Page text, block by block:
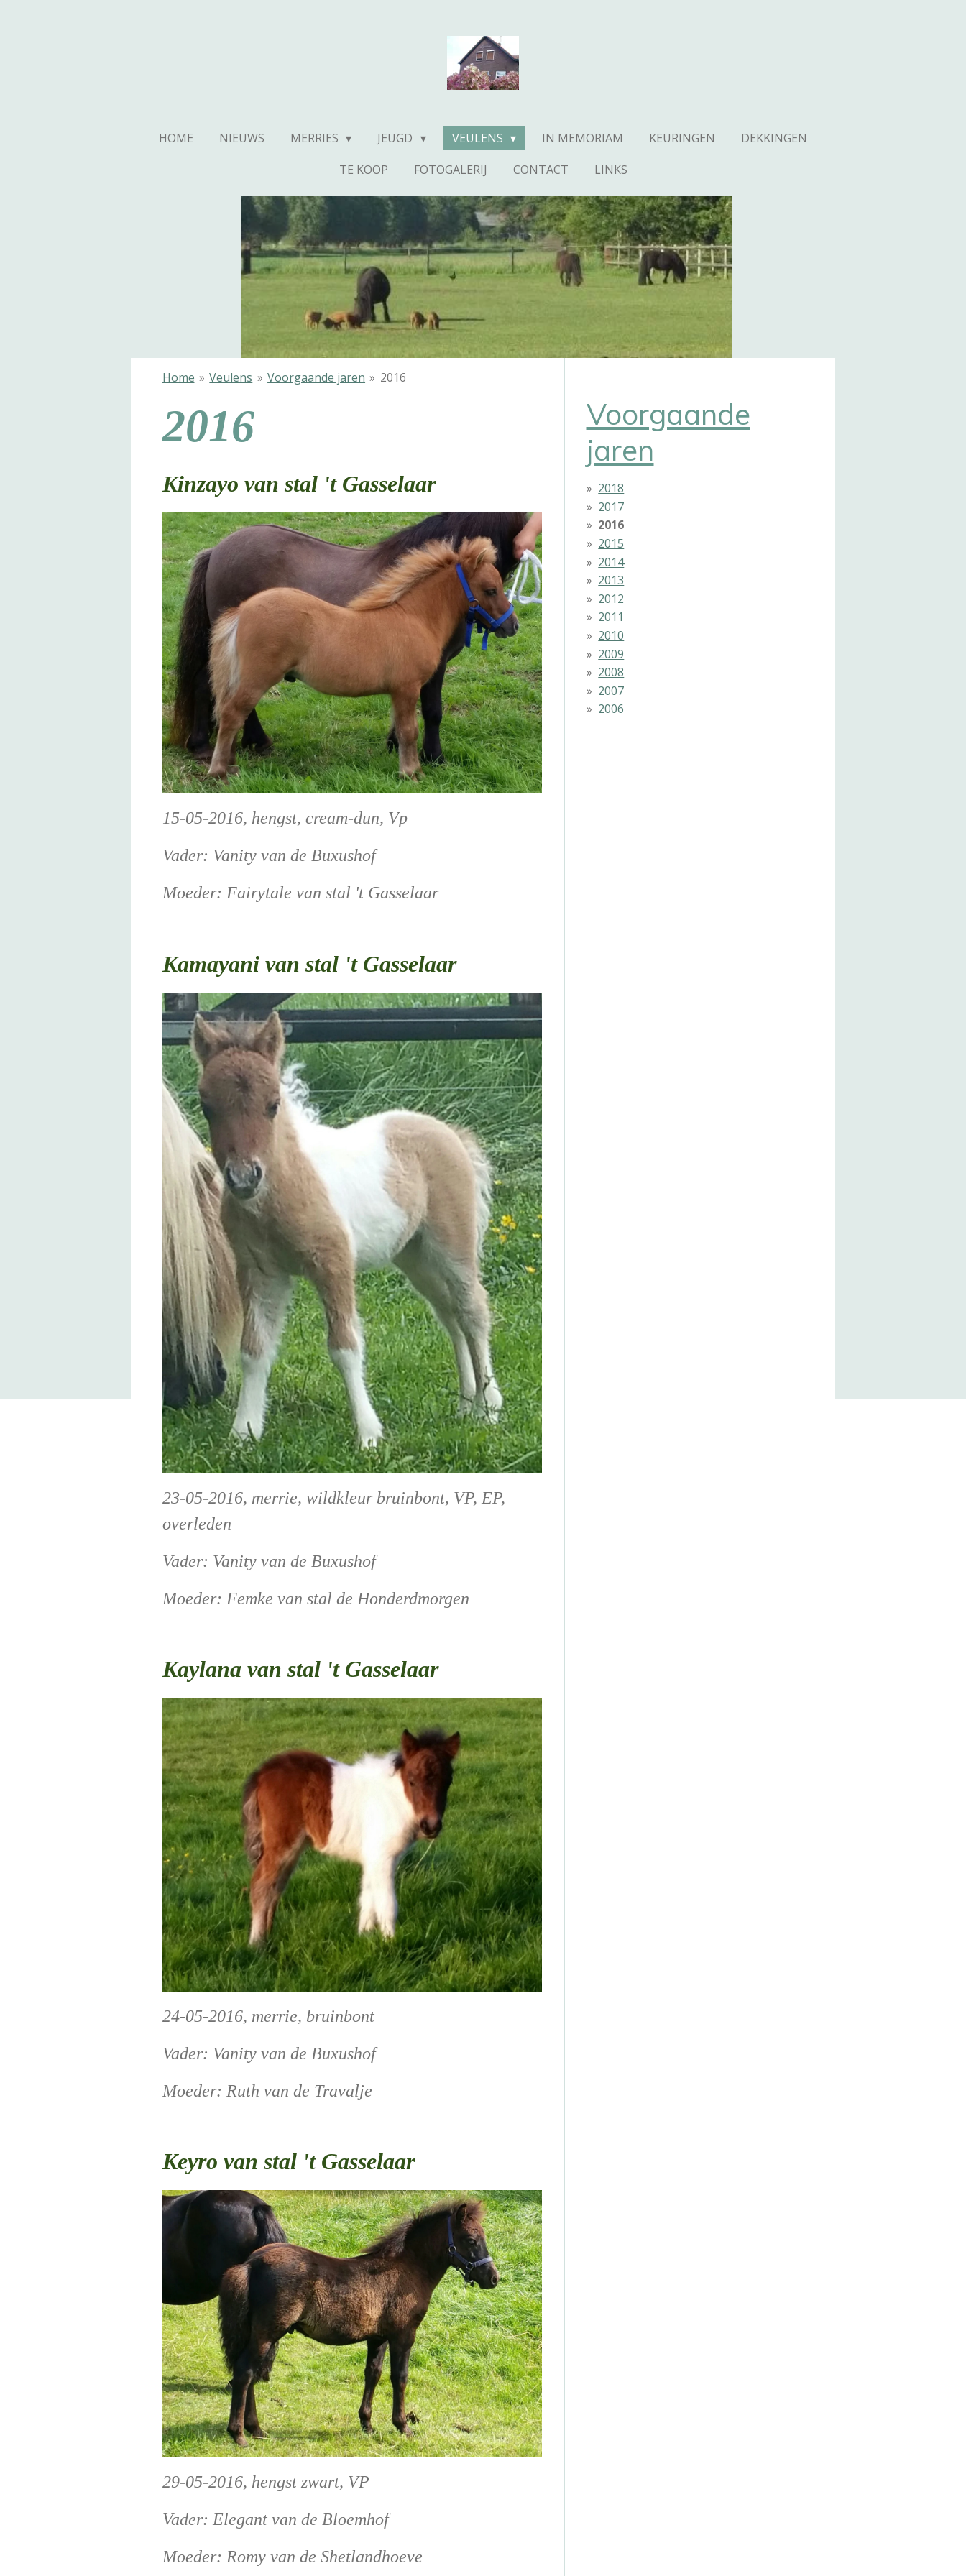
HOME NIEUWS MERRIES JEUGD VEULENS IN MEMORIAM KEURINGEN
DEKKINGEN
TE KOOP
FOTOGALERIJ CONTACT LINKS
Home » Veulens » Voorgaande jaren » 2016
2016
Kinzayo van stal 't Gasselaar
15-05-2016, hengst, cream-dun, Vp
Vader: Vanity van de Buxushof
Moeder: Fairytale van stal 't Gasselaar
Kamayani van stal 't Gasselaar
23-05-2016, merrie, wildkleur bruinbont, VP, EP,
overleden
Vader: Vanity van de Buxushof
Moeder: Femke van stal de Honderdmorgen
Kaylana van stal 't Gasselaar
24-05-2016, merrie, bruinbont
Vader: Vanity van de Buxushof
Moeder: Ruth van de Travalje
Keyro van stal 't Gasselaar
29-05-2016, hengst zwart, VP
Vader: Elegant van de Bloemhof
Moeder: Romy van de Shetlandhoeve
Voorgaande
jaren
2018
2017
2016
2015
2014
2013
2012
2011
2010
2009
2008
2007
2006